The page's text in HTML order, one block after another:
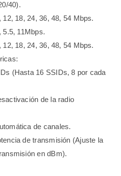
40).
12, 18, 24, 36, 48, 54 Mbps.
5.5, 11Mbps.
12, 18, 24, 36, 48, 54 Mbps.
(Hasta 16 SSIDs, 8 por cada
de la radio
de canales.
de transmisión (Ajuste la
en dBm).